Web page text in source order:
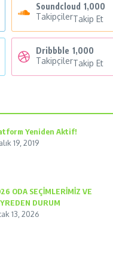
Soundcloud 1,000
TakipçilerTakip Et
Dribbble 1,000
TakipçilerTakip Et
Yeniden Aktif!
19, 2019
ODA SEÇİMLERİMİZ VE
DURUM
13, 2026